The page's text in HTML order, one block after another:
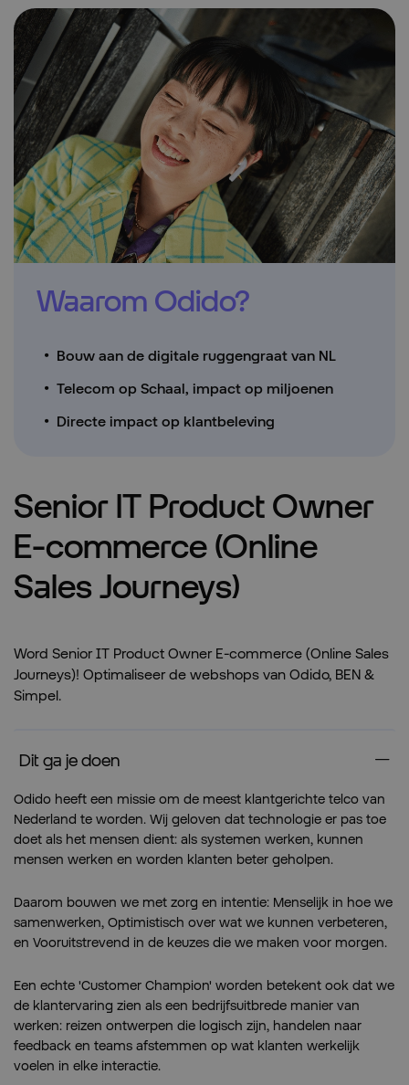
Waarom Odido?
Bouw aan de digitale ruggengraat van NL
Telecom op Schaal, impact op miljoenen
Directe impact op klantbeleving
Senior IT Product Owner
E-commerce (Online
Sales Journeys)
Word Senior IT Product Owner E-commerce (Online Sales
Journeys)! Optimaliseer de webshops van Odido, BEN &
Simpel.
Dit ga je doen
Odido heeft een missie om de meest klantgerichte telco van
Nederland te worden. Wij geloven dat technologie er pas toe
doet als het mensen dient: als systemen werken, kunnen
mensen werken en worden klanten beter geholpen.
Daarom bouwen we met zorg en intentie: Menselijk in hoe we
samenwerken, Optimistisch over wat we kunnen verbeteren,
en Vooruitstrevend in de keuzes die we maken voor morgen.
Een echte 'Customer Champion' worden betekent ook dat we
de klantervaring zien als een bedrijfsuitbrede manier van
werken: reizen ontwerpen die logisch zijn, handelen naar
feedback en teams afstemmen op wat klanten werkelijk
voelen in elke interactie.